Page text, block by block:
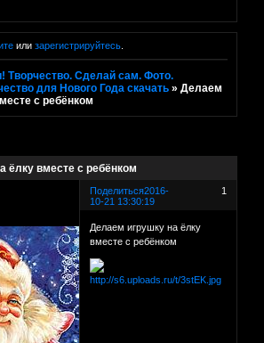
или зарегистрируйтесь.
Творчество. Сделай сам. Фото.
для Нового Года скачать »Делаем
с ребёнком
ёлку вместе с ребёнком
Поделиться 1
2016-
10-21 13:30:19
Делаем игрушку на ёлку
вместе с ребёнком